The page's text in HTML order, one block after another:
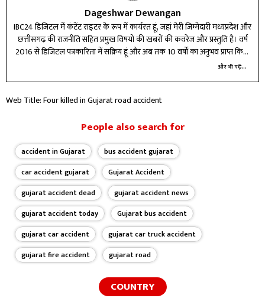
Dageshwar Dewangan
IBC24 डिजिटल में कंटेंट राइटर के रूप में कार्यरत हूं, जहां मेरी जिम्मेदारी मध्यप्रदेश और
छत्तीसगढ़ की राजनीति सहित प्रमुख विषयों की खबरों की कवरेज और प्रस्तुति है। वर्ष
2016 से डिजिटल पत्रकारिता में सक्रिय हूं और अब तक 10 वर्षों का अनुभव प्राप्त किया
है। विभिन्न प्रतिष्ठित मीडिया संस्थानों में कार्य करते हुए न्यूज़ राइटिंग और डिजिटल टूल्स
खुद को लगातार अपडेट कर, कंटेंट की गुणवत्ता बेहतर करने के लिए प्रतिबद्ध हूं।
और भी पढ़ें...
Web Title: Four killed in Gujarat road accident
People also search for
accident in Gujarat
bus accident gujarat
car accident gujarat
Gujarat Accident
gujarat accident dead
gujarat accident news
gujarat accident today
Gujarat bus accident
gujarat car accident
gujarat car truck accident
gujarat fire accident
gujarat road
COUNTRY